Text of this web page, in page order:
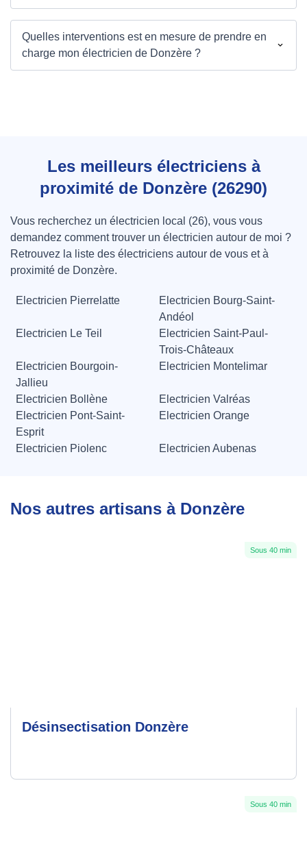
Quelles interventions est en mesure de prendre en
charge mon électricien de Donzère ?
Les meilleurs électriciens à
proximité de Donzère (26290)
Vous recherchez un électricien local (26), vous vous
demandez comment trouver un électricien autour de moi ?
Retrouvez la liste des électriciens autour de vous et à
proximité de Donzère.
Electricien Pierrelatte
Electricien Bourg-Saint-
Andéol
Electricien Le Teil
Electricien Saint-Paul-
Trois-Châteaux
Electricien Bourgoin-
Jallieu
Electricien Montelimar
Electricien Bollène
Electricien Valréas
Electricien Pont-Saint-
Esprit
Electricien Orange
Electricien Piolenc Electricien Aubenas
Nos autres artisans à Donzère
Sous 40 min
Désinsectisation Donzère
Sous 40 min